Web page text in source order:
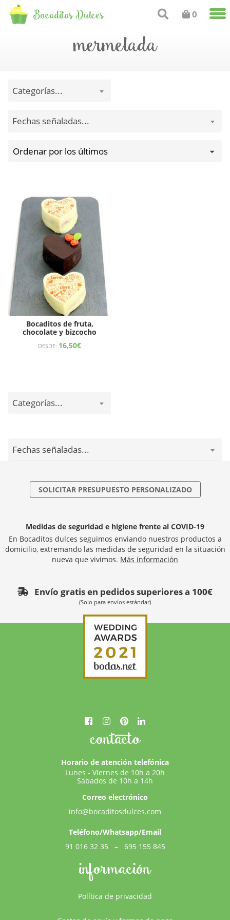
Bocaditos Dulces 0
mermelada
Categorías...
Fechas señaladas...
Bocaditos de fruta,
chocolate y bizcocho
DESDE: 16,50€
Categorías...
Fechas señaladas...
SOLICITAR PRESUPUESTO PERSONALIZADO
Medidas de seguridad e higiene frente al COVID-19
En Bocaditos dulces seguimos enviando nuestros productos a
domicilio, extremando las medidas de seguridad en la situación
nueva que vivimos. Más información
Envío gratis en pedidos superiores a 100€
(Solo para envíos estándar)
información
Política de privacidad
contacto
Horario de atención telefónica
Lunes - Viernes de 10h a 20h
Sábados de 10h a 14h
Correo electrónico
info@bocaditosdulces.com
Teléfono/Whatsapp/Email
91 016 32 35
– 695 155 845